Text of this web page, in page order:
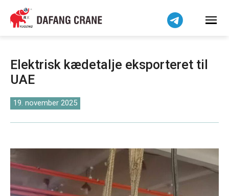
Elektrisk kædetalje eksporteret til
UAE
19. november 2025
हिन्दी
Bahasa Indonesia
简体中文
বাংলা
فارسی
Pilipino
Українська
Čeština
Беларуская мова